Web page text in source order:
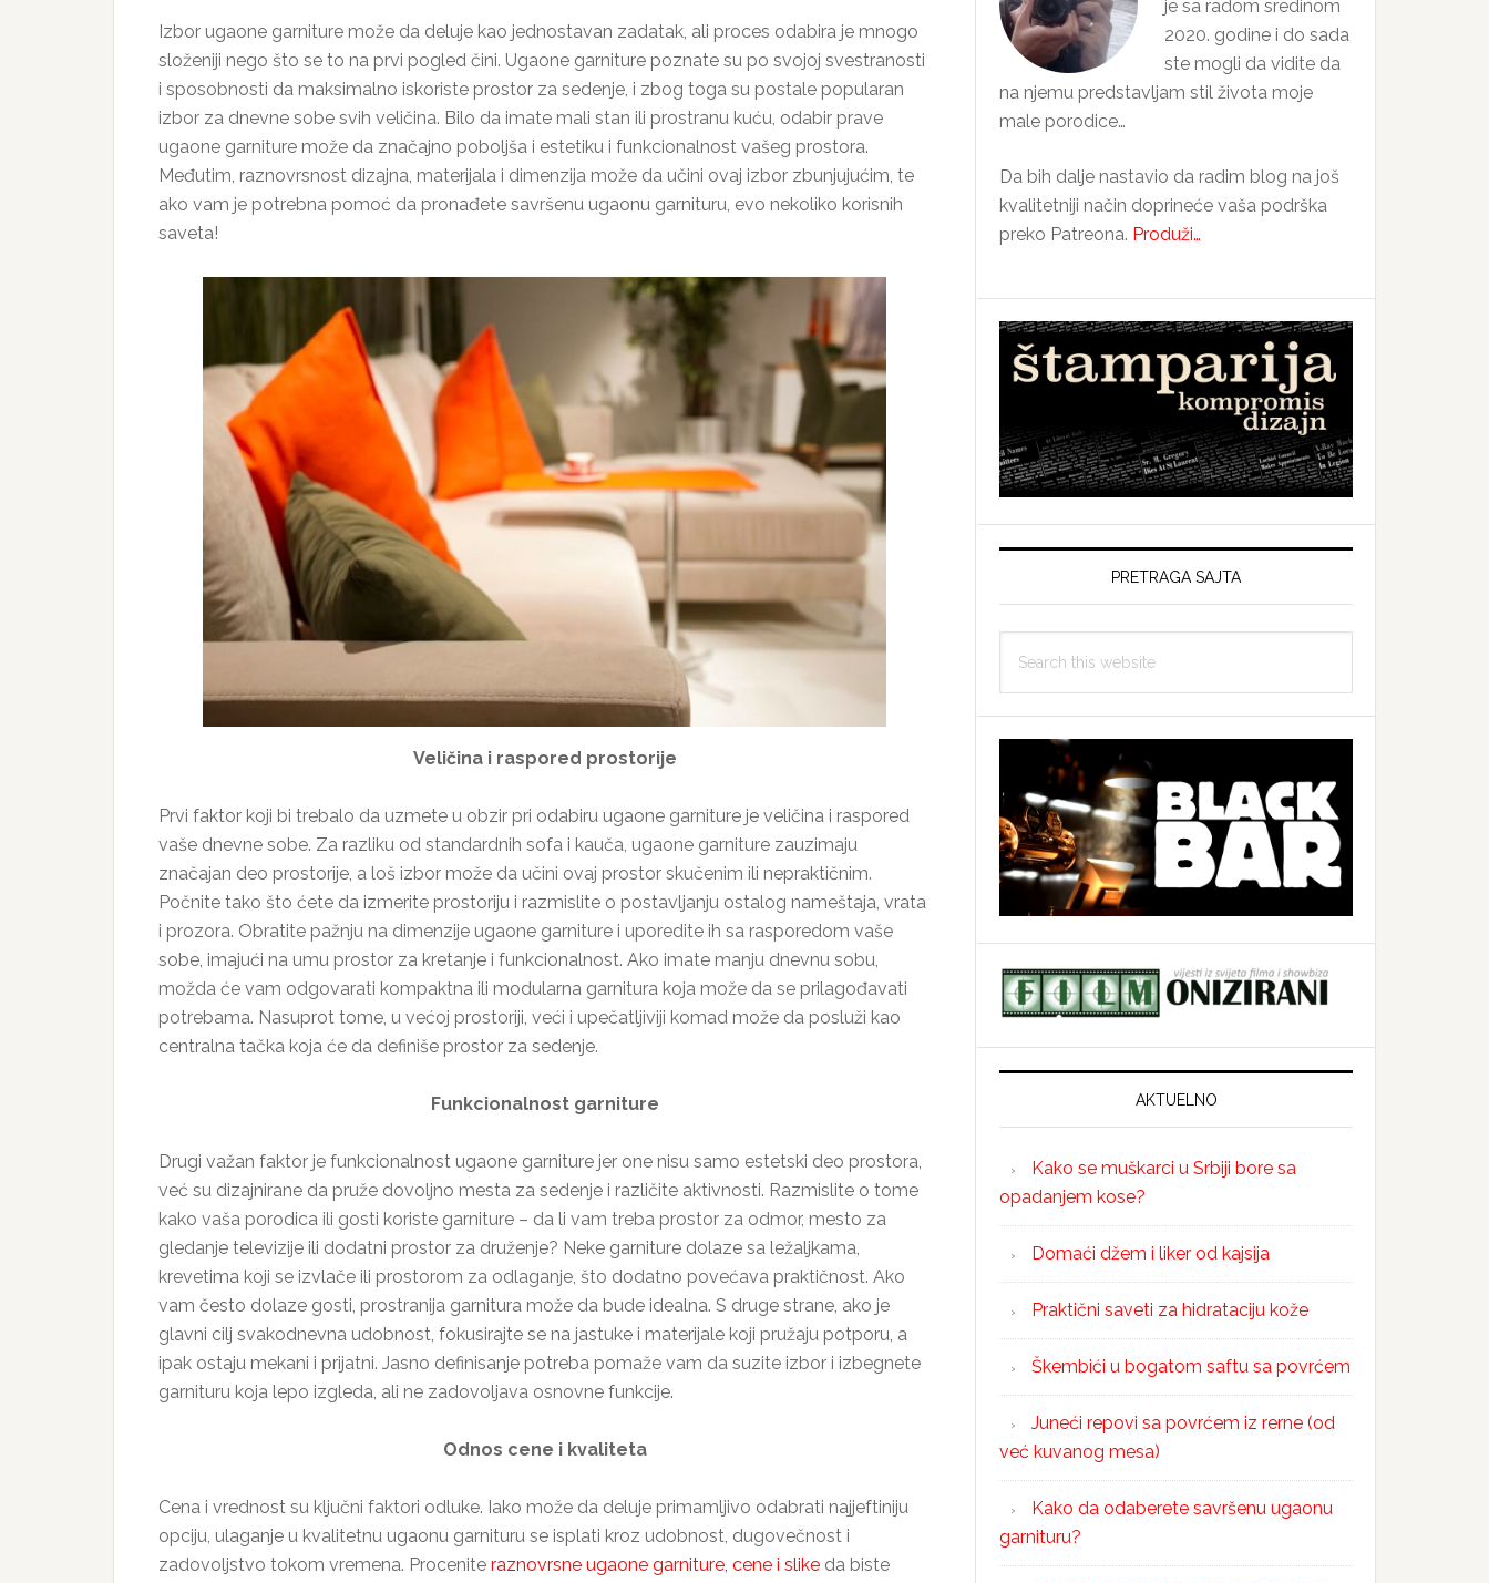
Izbor ugaone garniture može da deluje kao jednostavan zadatak, ali proces odabira je mnogo
složeniji nego što se to na prvi pogled čini. Ugaone garniture poznate su po svojoj svestranosti
i sposobnosti da maksimalno iskoriste prostor za sedenje, i zbog toga su postale popularan
izbor za dnevne sobe svih veličina. Bilo da imate mali stan ili prostranu kuću, odabir prave
ugaone garniture može da značajno poboljša i estetiku i funkcionalnost vašeg prostora.
Međutim, raznovrsnost dizajna, materijala i dimenzija može da učini ovaj izbor zbunjujućim, te
ako vam je potrebna pomoć da pronađete savršenu ugaonu garnituru, evo nekoliko korisnih
saveta!
Veličina i raspored prostorije
Prvi faktor koji bi trebalo da uzmete u obzir pri odabiru ugaone garniture je veličina i raspored
vaše dnevne sobe. Za razliku od standardnih sofa i kauča, ugaone garniture zauzimaju
značajan deo prostorije, a loš izbor može da učini ovaj prostor skučenim ili nepraktičnim.
Počnite tako što ćete da izmerite prostoriju i razmislite o postavljanju ostalog nameštaja, vrata
i prozora. Obratite pažnju na dimenzije ugaone garniture i uporedite ih sa rasporedom vaše
sobe, imajući na umu prostor za kretanje i funkcionalnost. Ako imate manju dnevnu sobu,
možda će vam odgovarati kompaktna ili modularna garnitura koja može da se prilagođavati
potrebama. Nasuprot tome, u većoj prostoriji, veći i upečatljiviji komad može da posluži kao
centralna tačka koja će da definiše prostor za sedenje.
Funkcionalnost garniture
Drugi važan faktor je funkcionalnost ugaone garniture jer one nisu samo estetski deo prostora,
već su dizajnirane da pruže dovoljno mesta za sedenje i različite aktivnosti. Razmislite o tome
kako vaša porodica ili gosti koriste garniture – da li vam treba prostor za odmor, mesto za
gledanje televizije ili dodatni prostor za druženje? Neke garniture dolaze sa ležaljkama,
krevetima koji se izvlače ili prostorom za odlaganje, što dodatno povećava praktičnost. Ako
vam često dolaze gosti, prostranija garnitura može da bude idealna. S druge strane, ako je
glavni cilj svakodnevna udobnost, fokusirajte se na jastuke i materijale koji pružaju potporu, a
ipak ostaju mekani i prijatni. Jasno definisanje potreba pomaže vam da suzite izbor i izbegnete
garnituru koja lepo izgleda, ali ne zadovoljava osnovne funkcije.
Odnos cene i kvaliteta
Cena i vrednost su ključni faktori odluke. Iako može da deluje primamljivo odabrati najjeftiniju
opciju, ulaganje u kvalitetnu ugaonu garnituru se isplati kroz udobnost, dugovečnost i
zadovoljstvo tokom vremena. Procenite raznovrsne ugaone garniture, cene i slike da biste
je sa radom sredinom
2020. godine i do sada
ste mogli da vidite da
na njemu predstavljam stil života moje
male porodice…
Da bih dalje nastavio da radim blog na još
kvalitetniji način doprineće vaša podrška
preko Patreona. Produži…
PRETRAGA SAJTA
this
AKTUELNO
Kako se muškarci u Srbiji bore sa
opadanjem kose?
Domaći džem i liker od kajsija
Praktični saveti za hidrataciju kože
Škembići u bogatom saftu sa povrćem
Juneći repovi sa povrćem iz rerne (od
već kuvanog mesa)
Kako da odaberete savršenu ugaonu
garnituru?